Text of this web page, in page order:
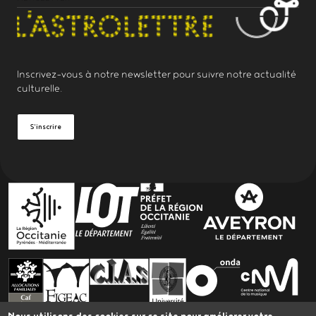
Inscrivez-vous à notre newsletter pour suivre notre actualité
culturelle.
S'inscrire
PARTENAIRES